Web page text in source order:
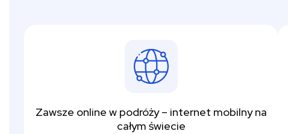
Zawsze online w podróży – internet mobilny na
całym świecie